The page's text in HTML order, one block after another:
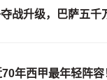
战升级，巴萨五
年西甲最年轻阵